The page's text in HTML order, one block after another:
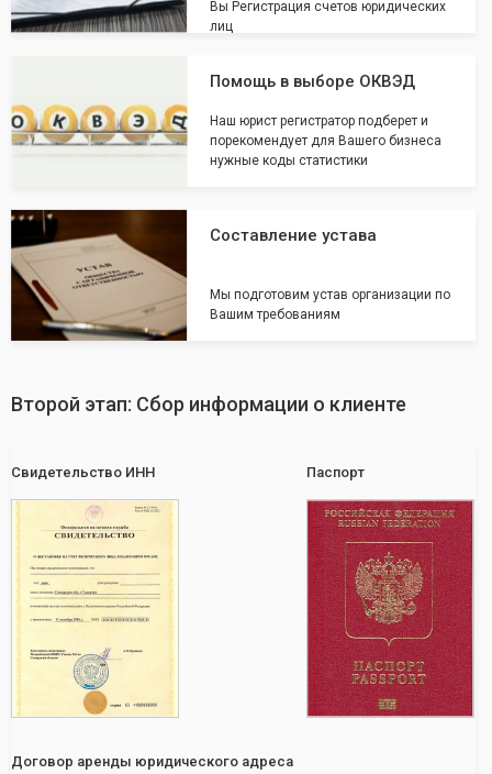
Вы Регистрация счетов юридических
лиц
Помощь в выборе ОКВЭД
Наш юрист регистратор подберет и
порекомендует для Вашего бизнеса
нужные коды статистики
Составление устава
Мы подготовим устав организации по
Вашим требованиям
Второй этап: Сбор информации о клиенте
Свидетельство ИНН Паспорт
Договор аренды юридического адреса